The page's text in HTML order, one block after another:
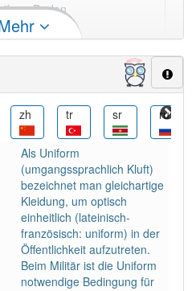
Duden
: 13
aber mit einem anderen
haben den Artikel
zh tr sr ru
Als Uniform
(umgangssprachlich Kluft)
bezeichnet man gleichartige
Kleidung, um optisch
einheitlich (lateinisch-
französisch: uniform) in der
Öffentlichkeit aufzutreten.
Beim Militär ist die Uniform
notwendige Bedingung für